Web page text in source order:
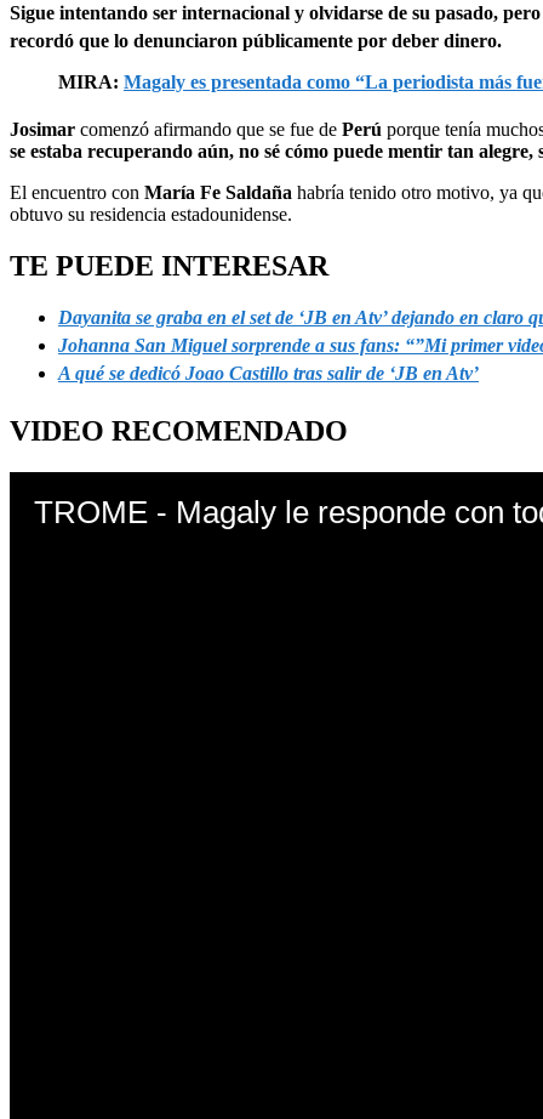
Sigue intentando ser internacional y olvidarse de su pasado, pero
recordó que lo denunciaron públicamente por deber dinero.
MIRA: Magaly es presentada como “La periodista más
Josimar comenzó afirmando que se fue de Perú porque tenía
se estaba recuperando aún, no sé cómo puede mentir tan alegre,
El encuentro con María Fe Saldaña habría tenido otro motivo, ya
obtuvo su residencia estadounidense.
TE PUEDE INTERESAR
Dayanita se graba en el set de ‘JB en Atv’ dejando en claro
Johanna San Miguel sorprende a sus fans: “”Mi primer
A qué se dedicó Joao Castillo tras salir de ‘JB en Atv’
VIDEO RECOMENDADO